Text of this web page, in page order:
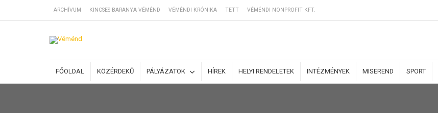
ARCHÍVUM KINCSES BARANYA VÉMÉND VÉMÉNDI KRÓNIKA TETT VÉMÉNDI NONPROFIT KFT.
FŐOLDAL KÖZÉRDEKŰ PÁLYÁZATOK HÍREK HELYI RENDELETEK INTÉZMÉNYEK MISEREND SPORT
SZÁLLÁSOK
BEJEGYZÉSEK